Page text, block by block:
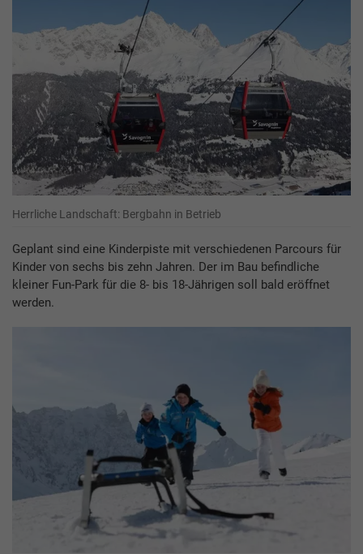
Herrliche Landschaft: Bergbahn in Betrieb
Geplant sind eine Kinderpiste mit verschiedenen Parcours für
Kinder von sechs bis zehn Jahren. Der im Bau befindliche
kleiner Fun-Park für die 8- bis 18-Jährigen soll bald eröffnet
werden.